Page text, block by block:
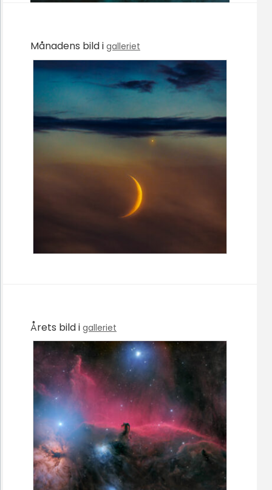
Månadens bild i galleriet
Årets bild i galleriet